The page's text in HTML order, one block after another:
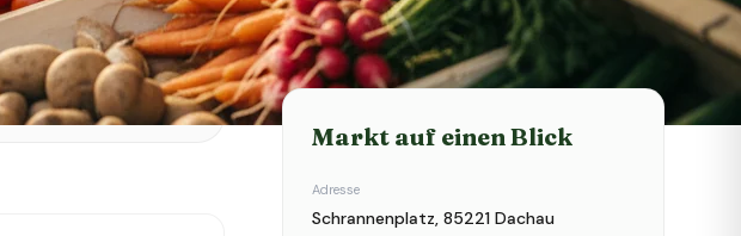
Markt auf einen Blick
Adresse
Schrannenplatz, 85221 Dachau